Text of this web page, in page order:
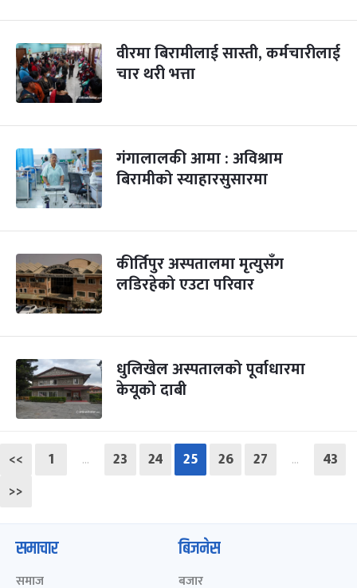
वीरमा बिरामीलाई सास्ती, कर्मचारीलाई
चार थरी भत्ता
गंगालालकी आमा : अविश्राम
बिरामीको स्याहारसुसारमा
कीर्तिपुर अस्पतालमा मृत्युसँग
लडिरहेको एउटा परिवार
धुलिखेल अस्पतालको पूर्वाधारमा
केयूको दाबी
<< 1 … 23 24 25 26 27 …
43
>>
समाचार
समाज
बिजनेस
बजार